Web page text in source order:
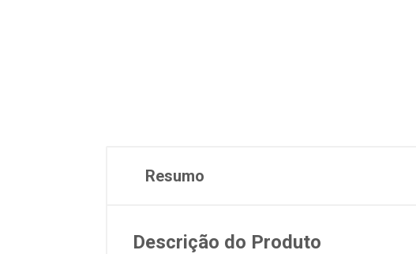
Resumo
Descrição do Produto